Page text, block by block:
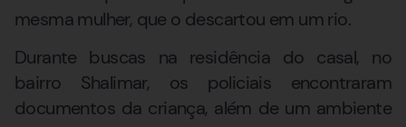
mesma mulher, que o descartou em um rio.
Durante buscas na residência do casal, no
bairro Shalimar, os policiais encontraram
documentos da criança, além de um ambiente